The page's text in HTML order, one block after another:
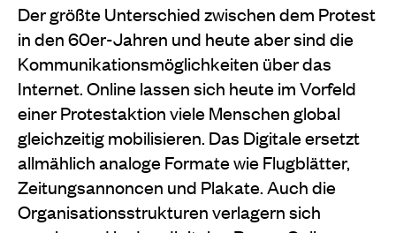
Der größte Unterschied zwischen dem Protest
in den 60er-Jahren und heute aber sind die
Kommunikationsmöglichkeiten über das
Internet. Online lassen sich heute im Vorfeld
einer Protestaktion viele Menschen global
gleichzeitig mobilisieren. Das Digitale ersetzt
allmählich analoge Formate wie Flugblätter,
Zeitungsannoncen und Plakate. Auch die
Organisationsstrukturen verlagern sich